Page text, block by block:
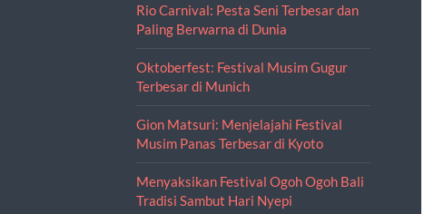
Rio Carnival: Pesta Seni Terbesar dan
Paling Berwarna di Dunia
Oktoberfest: Festival Musim Gugur
Terbesar di Munich
Gion Matsuri: Menjelajahi Festival
Musim Panas Terbesar di Kyoto
Menyaksikan Festival Ogoh Ogoh Bali
Tradisi Sambut Hari Nyepi